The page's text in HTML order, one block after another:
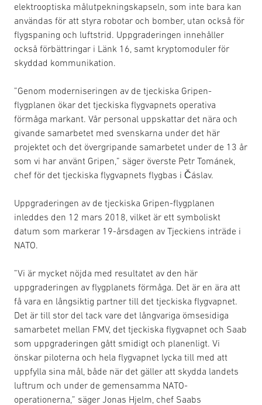
elektrooptiska målutpekningskapseln, som inte bara kan
användas för att styra robotar och bomber, utan också för
flygspaning och luftstrid. Uppgraderingen innehåller
också förbättringar i Länk 16, samt kryptomoduler för
skyddad kommunikation.
”Genom moderniseringen av de tjeckiska Gripen-
flygplanen ökar det tjeckiska flygvapnets operativa
förmåga markant. Vår personal uppskattar det nära och
givande samarbetet med svenskarna under det här
projektet och det övergripande samarbetet under de 13 år
som vi har använt Gripen,” säger överste Petr Tománek,
chef för det tjeckiska flygvapnets flygbas i Čáslav.
Uppgraderingen av de tjeckiska Gripen-flygplanen
inleddes den 12 mars 2018, vilket är ett symboliskt
datum som markerar 19-årsdagen av Tjeckiens inträde i
NATO.
”Vi är mycket nöjda med resultatet av den här
uppgraderingen av flygplanets förmåga. Det är en ära att
få vara en långsiktig partner till det tjeckiska flygvapnet.
Det är till stor del tack vare det långvariga ömsesidiga
samarbetet mellan FMV, det tjeckiska flygvapnet och Saab
som uppgraderingen gått smidigt och planenligt. Vi
önskar piloterna och hela flygvapnet lycka till med att
uppfylla sina mål, både när det gäller att skydda landets
luftrum och under de gemensamma NATO-
operationerna,” säger Jonas Hjelm, chef Saabs